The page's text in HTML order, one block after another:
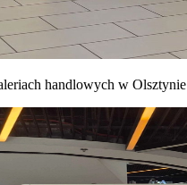
handlowych w Olsztynie